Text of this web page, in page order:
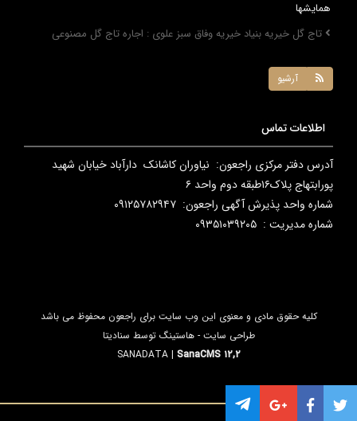
همایشها
تاج گل خیریه بنیاد خیریه وفاق سبز علوی : اجاره تاج گل مصنوعی
آرشیو
اطلاعات تماس
آدرس دفتر مرکزی راجعون: نیاوران کاشانک دارآباد خیابان شهید
پورابتهاج پلاک۱۶طبقه دوم واحد ۶
شماره واحد پذیرش آگهی راجعون: ۰۹۱۲۵۷۸۲۹۴۷
شماره مدیریت : ۰۹۳۵۱۰۳۹۲۰۵
کلیه حقوق مادی و معنوی این وب سایت برای راجعون محفوظ می باشد
طراحی سایت - هاستینگ توسط سنادیتا
SANADATA| SanaCMS ۱۲,۲
.